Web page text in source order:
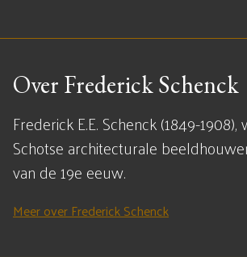
Over Frederick Schenck
Frederick E.E. Schenck (1849-1908),
Schotse architecturale
van de 19e eeuw.
Meer over Frederick Schenck